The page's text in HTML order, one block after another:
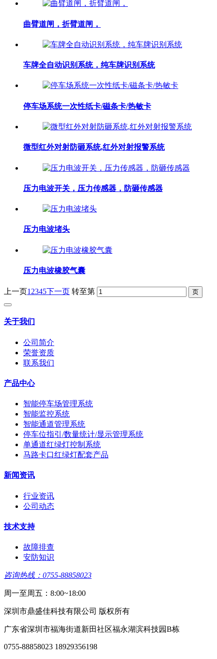
曲臂道闸，折臂道闸，
车牌全自动识别系统，纯车牌识别系统
停车场系统一次性纸卡/磁条卡/热敏卡
微型红外对射防砸系统,红外对射报警系统
压力电波开关，压力传感器，防砸传感器
压力电波堵头
压力电波橡胶气囊
上一页1 2345下一页 转至第
关于我们
公司简介
荣誉资质
联系我们
产品中心
智能停车场管理系统
智能监控系统
智能通道管理系统
停车位指引/数量统计/显示管理系统
单通道红绿灯控制系统
马路卡口红绿灯配套产品
新闻资讯
行业资讯
公司动态
技术支持
故障排查
安防知识
咨询热线：0755-88858023
周一至周五：8:00~18:00
深圳市鼎盛佳科技有限公司 版权所有
广东省深圳市福海街道新田社区福永湖滨科技园B栋
0755-88858023 18929356198